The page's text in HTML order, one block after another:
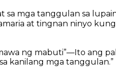
sa mga tanggulan sa
at tingnan ninyo
ng mabuti”—Ito ang
kanilang mga tanggulan.”